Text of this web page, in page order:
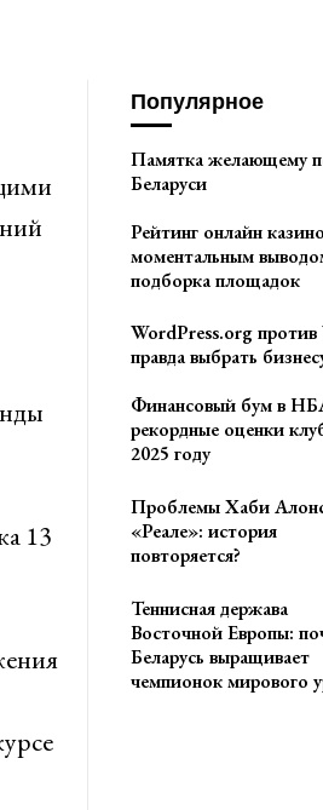
13
Популярное
Памятка желающему
Беларуси
Рейтинг онлайн
моментальным
подборка площадок
WordPress.org
правда выбрать
Финансовый бум в
рекордные оценки
2025 году
Проблемы Хаби
«Реале»: история
повторяется?
Теннисная держава
Восточной Европы:
Беларусь выращивает
чемпионок мирового